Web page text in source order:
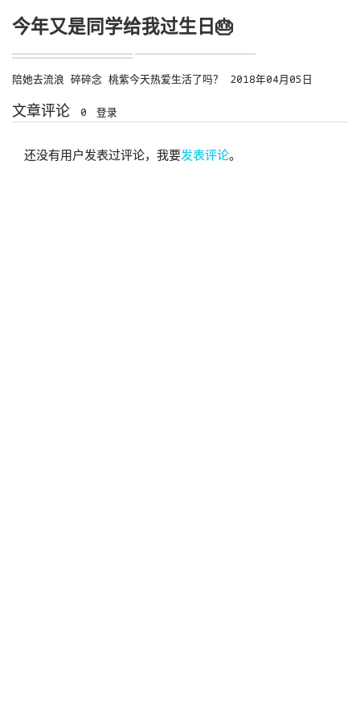
今年又是同学给我过生日🎂️
陪她去流浪 碎碎念 桃紫今天热爱生活了吗？ 2018年04月05日
文章评论 0 登录
还没有用户发表过评论，我要发表评论。